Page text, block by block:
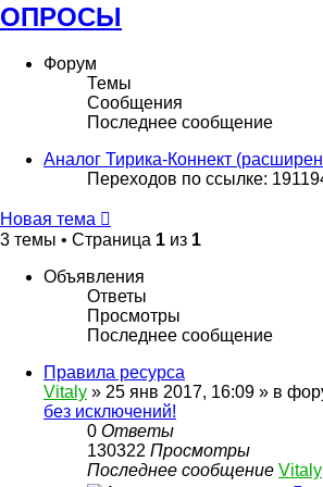
ОПРОСЫ
Форум
Темы
Сообщения
Последнее сообщение
Аналог Тирика-Коннект
Переходов по ссылке:
Новая тема
3 темы • Страница 1 из 1
Объявления
Ответы
Просмотры
Последнее сообщение
Правила ресурса
Vitaly » 25 янв 2017, 16:09 » в
без исключений!
0 Ответы
130322 Просмотры
Последнее сообщение Vitaly